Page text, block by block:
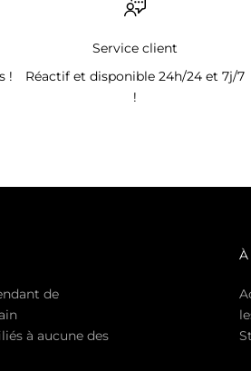
!
Service client
Réactif et disponible 24h/24 et 7j/7
!
de
à aucune des